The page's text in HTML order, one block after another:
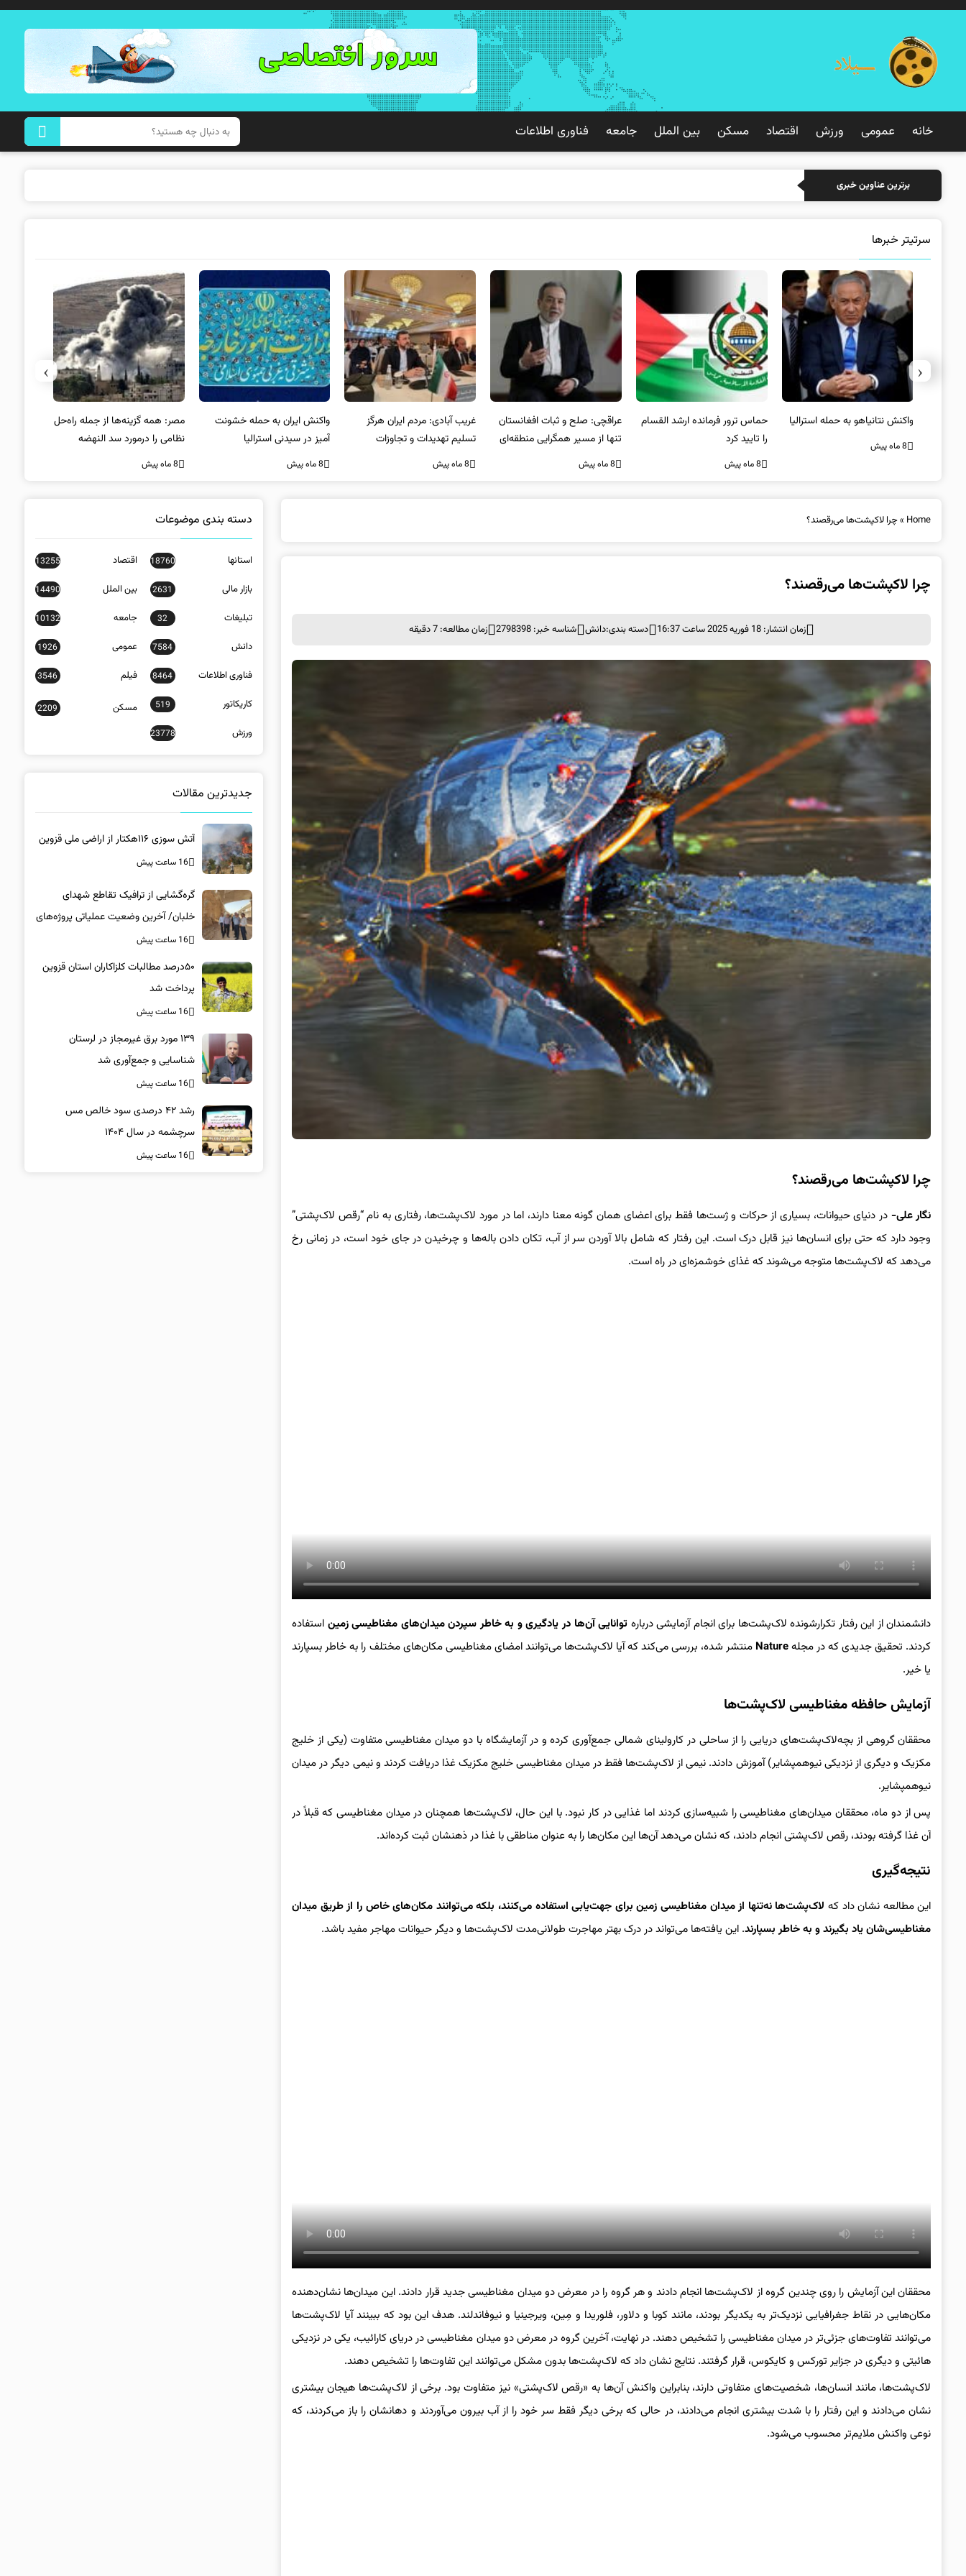
خانه عمومی ورزش اقتصاد مسکن بین الملل جامعه فناوری اطلاعات
برترین عناوین خبری
سرتیتر خبرها
واکنش نتانیاهو به حمله استرالیا
8 ماه پیش
حماس ترور فرمانده ارشد القسام
را تایید کرد
8 ماه پیش
عراقچی: صلح و ثبات افغانستان
تنها از مسیر همگرایی منطقه‌ای
محقق می‌شود
8 ماه پیش
غریب آبادی: مردم ایران هرگز
تسلیم تهدیدات و تجاوزات
نخواهند شد و متحد و منسجم
8 ماه پیش
واکنش ایران به حمله خشونت
آمیز در سیدنی استرالیا
8 ماه پیش
مصر: همه گزینه‌ها از جمله راه‌حل
نظامی را درمورد سد النهضه
بررسی می‌کنیم
8 ماه پیش
‹
›
Home
»چرا لاکپشت‌ها می‌رقصند؟
چرا لاکپشت‌ها می‌رقصند؟
زمان انتشار: 18 فوریه 2025 ساعت 16:37 دسته بندی:دانش شناسه خبر: 2798398 زمان مطالعه: 7 دقیقه
چرا لاکپشت‌ها می‌رقصند؟
نگار علی- در دنیای حیوانات، بسیاری از حرکات و ژست‌ها فقط برای اعضای همان گونه معنا دارند، اما در مورد لاک‌پشت‌ها، رفتاری به نام “رقص لاک‌پشتی”
وجود دارد که حتی برای انسان‌ها نیز قابل درک است. این رفتار که شامل بالا آوردن سر از آب، تکان دادن باله‌ها و چرخیدن در جای خود است، در زمانی رخ
می‌دهد که لاک‌پشت‌ها متوجه می‌شوند که غذای خوشمزه‌ای در راه است.
دانشمندان از این رفتار تکرارشونده لاک‌پشت‌ها برای انجام آزمایشی درباره توانایی آن‌ها در یادگیری و به خاطر سپردن میدان‌های مغناطیسی زمین استفاده
کردند. تحقیق جدیدی که در مجلهNature منتشر شده، بررسی می‌کند که آیا لاک‌پشت‌ها می‌توانند امضای مغناطیسی مکان‌های مختلف را به خاطر بسپارند
یا خیر.
آزمایش حافظه مغناطیسی لاک‌پشت‌ها
محققان گروهی از بچه‌لاک‌پشت‌های دریایی را از ساحلی در کارولینای شمالی جمع‌آوری کرده و در آزمایشگاه با دو میدان مغناطیسی متفاوت (یکی از خلیج
مکزیک و دیگری از نزدیکی نیوهمپشایر) آموزش دادند. نیمی از لاک‌پشت‌ها فقط در میدان مغناطیسی خلیج مکزیک غذا دریافت کردند و نیمی دیگر در میدان
نیوهمپشایر.
پس از دو ماه، محققان میدان‌های مغناطیسی را شبیه‌سازی کردند اما غذایی در کار نبود. با این حال، لاک‌پشت‌ها همچنان در میدان مغناطیسی که قبلاً در
آن غذا گرفته بودند، رقص لاک‌پشتی انجام دادند، که نشان می‌دهد آن‌ها این مکان‌ها را به عنوان مناطقی با غذا در ذهنشان ثبت کرده‌اند.
نتیجه‌گیری
این مطالعه نشان داد که لاک‌پشت‌ها نه‌تنها از میدان مغناطیسی زمین برای جهت‌یابی استفاده می‌کنند، بلکه می‌توانند مکان‌های خاص را از طریق میدان
مغناطیسی‌شان یاد بگیرند و به خاطر بسپارند. این یافته‌ها می‌تواند در درک بهتر مهاجرت طولانی‌مدت لاک‌پشت‌ها و دیگر حیوانات مهاجر مفید باشد.
محققان این آزمایش را روی چندین گروه از لاک‌پشت‌ها انجام دادند و هر گروه را در معرض دو میدان مغناطیسی جدید قرار دادند. این میدان‌ها نشان‌دهنده
مکان‌هایی در نقاط جغرافیایی نزدیک‌تر به یکدیگر بودند، مانند کوبا و دلاور، فلوریدا و مِین، ویرجینیا و نیوفاندلند. هدف این بود که ببینند آیا لاک‌پشت‌ها
می‌توانند تفاوت‌های جزئی‌تر در میدان مغناطیسی را تشخیص دهند. در نهایت، آخرین گروه در معرض دو میدان مغناطیسی در دریای کارائیب، یکی در نزدیکی
هائیتی و دیگری در جزایر تورکس و کایکوس، قرار گرفتند. نتایج نشان داد که لاک‌پشت‌ها بدون مشکل می‌توانند این تفاوت‌ها را تشخیص دهند.
لاک‌پشت‌ها، مانند انسان‌ها، شخصیت‌های متفاوتی دارند، بنابراین واکنش آن‌ها به «رقص لاک‌پشتی» نیز متفاوت بود. برخی از لاک‌پشت‌ها هیجان بیشتری
نشان می‌دادند و این رفتار را با شدت بیشتری انجام می‌دادند، در حالی که برخی دیگر فقط سر خود را از آب بیرون می‌آوردند و دهانشان را باز می‌کردند، که
نوعی واکنش ملایم‌تر محسوب می‌شود.
دسته بندی موضوعات
استانها 18760 اقتصاد 13255
بازار مالی 2631 بین الملل 14490
تبلیغات 32 جامعه 10132
دانش 7584 عمومی 1926
فناوری اطلاعات 8464 فیلم 3546
کاریکاتور 519 مسکن 2209
ورزش 23778
جدیدترین مقالات
آتش سوزی ۱۱۶هکتار از اراضی ملی قزوین
16 ساعت پیش
گره‌گشایی از ترافیک تقاطع شهدای
خلبان/ آخرین وضعیت عملیاتی پروژه‌های
زیرساختی در کرمان
16 ساعت پیش
۵۰درصد مطالبات کلزاکاران استان قزوین
پرداخت شد
16 ساعت پیش
۱۳۹ مورد برق غیرمجاز در لرستان
شناسایی و جمع‌آوری شد
16 ساعت پیش
رشد ۴۲ درصدی سود خالص مس
سرچشمه در سال ۱۴۰۴
16 ساعت پیش